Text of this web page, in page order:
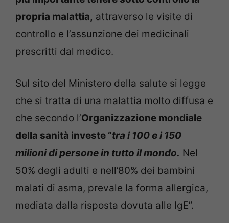
propria malattia, attraverso le visite di
controllo e l’assunzione dei medicinali
prescritti dal medico.
Sul sito del Ministero della salute si legge
che si tratta di una malattia molto diffusa e
che secondo l’Organizzazione mondiale
della sanità investe “tra i 100 e i 150
milioni di persone in tutto il mondo. Nel
50% degli adulti e nell’80% dei bambini
malati di asma, prevale la forma allergica,
mediata dalla risposta dovuta alle IgE”.